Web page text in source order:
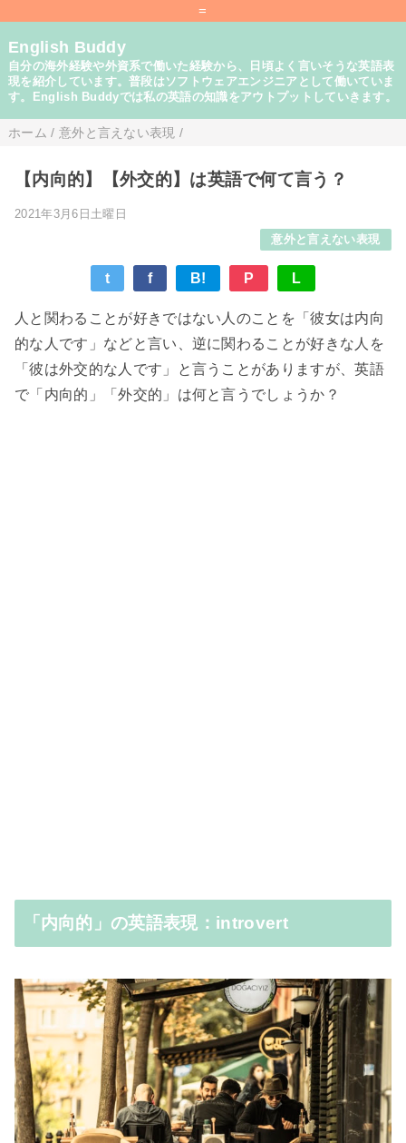
=
English Buddy
自分の海外経験や外資系で働いた経験から、日頃よく言いそうな英語表
現を紹介しています。普段はソフトウェアエンジニアとして働いていま
す。English Buddyでは私の英語の知識をアウトプットしていきます。
ホーム / 意外と言えない表現 /
【内向的】【外交的】は英語で何て言う？
2021年3月6日土曜日
意外と言えない表現
t f B! P L
人と関わることが好きではない人のことを「彼女は内向
的な人です」などと言い、逆に関わることが好きな人を
「彼は外交的な人です」と言うことがありますが、英語
で「内向的」「外交的」は何と言うでしょうか？
「内向的」の英語表現：introvert